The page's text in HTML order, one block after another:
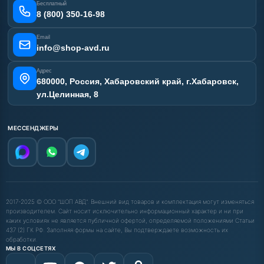
Карта сайта
Бесплатный
8 (800) 350-16-98
Email
info@shop-avd.ru
Адрес
680000, Россия, Хабаровский край, г.Хабаровск,
ул.Целинная, 8
МЕССЕНДЖЕРЫ
2017-2025 © ООО "ШОП АВД". Внешний вид товаров и комплектация могут изменяться
производителем. Сайт носит исключительно информационный характер и ни при
каких условиях не является публичной офертой, определяемой положениями Статьи
437 (2) ГК РФ. Заполняя формы на сайте, Вы подтверждаете возможность их
обработки.
МЫ В СОЦСЕТЯХ